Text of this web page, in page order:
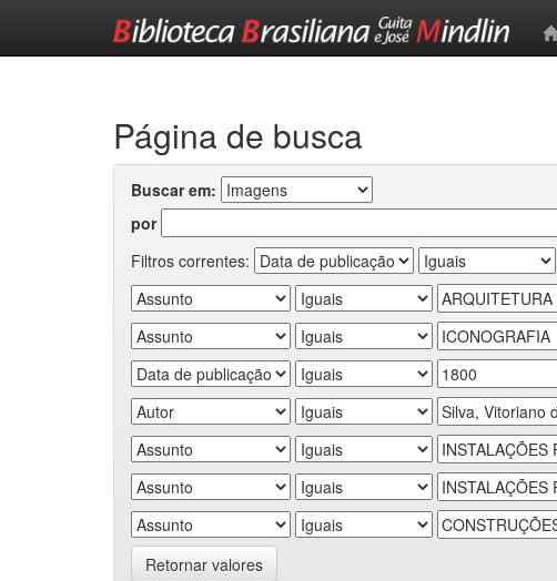
Página de busca
Buscar em:
por
Filtros correntes:
Retornar valores